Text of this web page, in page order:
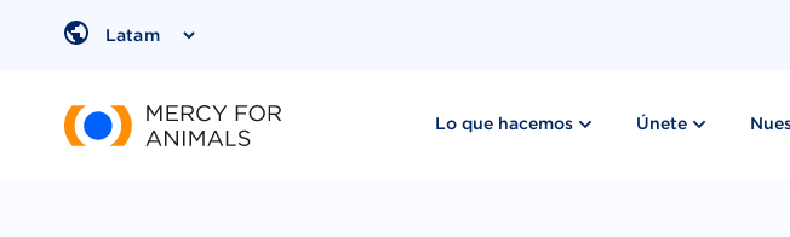
Region
Lo que hacemos Únete